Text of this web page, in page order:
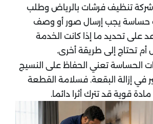
تنظيف فرشات بالرياض وطلب
حساسة يجب إرسال صور أو وصف
على تحديد ما إذا كانت الخدمة
أم تحتاج إلى طريقة أخرى.
الحساسة تعني الحفاظ على النسيج
في إزالة البقعة. فسلامة القطعة
قوية قد تترك أثرا دائما.